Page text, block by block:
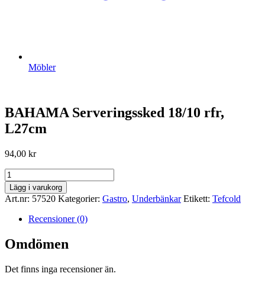
Möbler
BAHAMA Serveringssked 18/10 rfr,
L27cm
94,00 kr
BAHAMA
Serveringssked
18/10
rfr,
L27cm
mängd
Lägg i varukorg
Art.nr: 57520 Kategorier: Gastro, Underbänkar Etikett: Tefcold
Recensioner (0)
Omdömen
Det finns inga recensioner än.